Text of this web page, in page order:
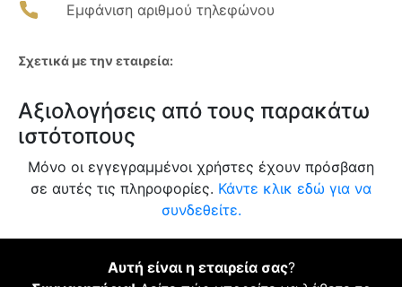
Εμφάνιση αριθμού τηλεφώνου
Σχετικά με την εταιρεία:
Αξιολογήσεις από τους παρακάτω
ιστότοπους
Μόνο οι εγγεγραμμένοι χρήστες έχουν πρόσβαση
σε αυτές τις πληροφορίες. Κάντε κλικ εδώ για να
συνδεθείτε.
Αυτή είναι η εταιρεία σας?